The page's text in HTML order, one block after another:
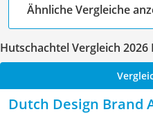
Ähnliche Vergleiche
Hutschachtel Vergleich
Dutch Design Brand